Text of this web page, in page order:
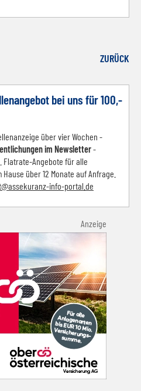
ZURÜCK
bei uns für 100,-
über vier Wochen -
im Newsletter-
Angebote für alle
über 12 Monate auf Anfrage.
info-portal.de
Anzeige